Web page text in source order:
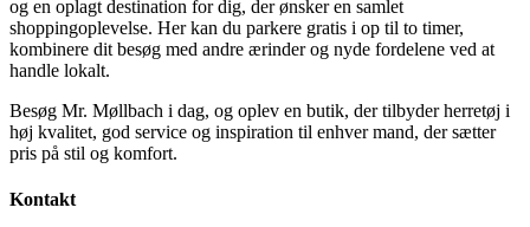
og en oplagt destination for dig, der ønsker en samlet
shoppingoplevelse. Her kan du parkere gratis i op til to timer,
kombinere dit besøg med andre ærinder og nyde fordelene ved at
handle lokalt.
Besøg Mr. Møllbach i dag, og oplev en butik, der tilbyder herretøj i
høj kvalitet, god service og inspiration til enhver mand, der sætter
pris på stil og komfort.
Kontakt